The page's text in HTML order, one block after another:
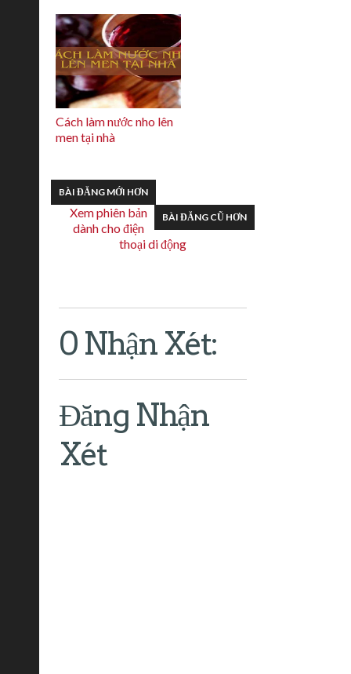
Cách làm nước nho lên
men tại nhà
BÀI ĐĂNG MỚI HƠN
BÀI ĐĂNG CŨ HƠN
Xem phiên bản
dành cho điện
thoại di động
0 Nhận Xét:
Đăng Nhận
Xét